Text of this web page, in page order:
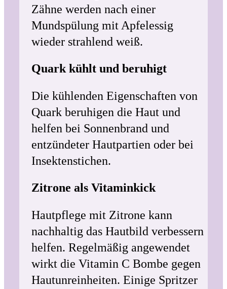
Zähne werden nach einer
Mundspülung mit Apfelessig
wieder strahlend weiß.
Quark kühlt und beruhigt
Die kühlenden Eigenschaften von
Quark beruhigen die Haut und
helfen bei Sonnenbrand und
entzündeter Hautpartien oder bei
Insektenstichen.
Zitrone als Vitaminkick
Hautpflege mit Zitrone kann
nachhaltig das Hautbild verbessern
helfen. Regelmäßig angewendet
wirkt die Vitamin C Bombe gegen
Hautunreinheiten. Einige Spritzer